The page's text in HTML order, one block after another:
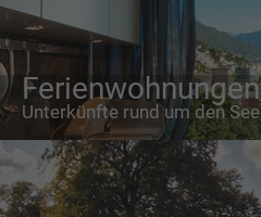
Ferienwohnungen
Unterkünfte rund um den See